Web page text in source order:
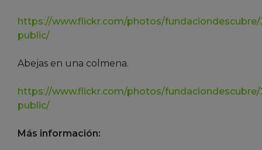
https://www.flickr.com/photos/
public/
Abejas en una colmena.
https://www.flickr.com/photos/
public/
Más información: